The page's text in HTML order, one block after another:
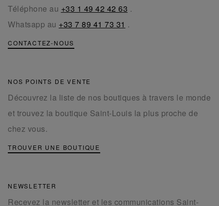
Téléphone au +33 1 49 42 42 63 .
Whatsapp au +33 7 89 41 73 31 .
CONTACTEZ-NOUS
NOS POINTS DE VENTE
Découvrez la liste de nos boutiques à travers le monde
et trouvez la boutique Saint-Louis la plus proche de
chez vous.
TROUVER UNE BOUTIQUE
NEWSLETTER
Recevez la newsletter et les communications Saint-